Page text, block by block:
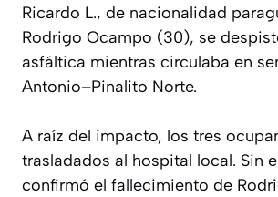
Ricardo L., de nacionalidad
Rodrigo Ocampo (30), se
asfáltica mientras circulaba en
Antonio–Pinalito Norte.
A raíz del impacto, los tres
trasladados al hospital local. Sin
confirmó el fallecimiento de